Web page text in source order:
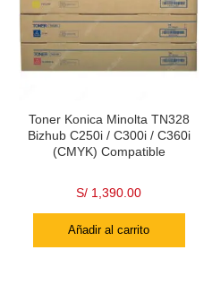
Toner Konica Minolta TN328
Bizhub C250i / C300i / C360i
(CMYK) Compatible
S/ 1,390.00
Añadir al carrito